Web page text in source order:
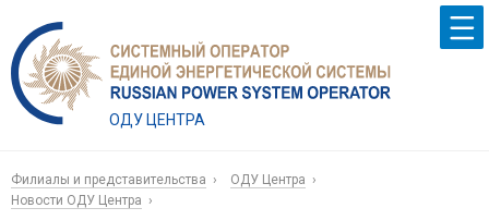
ОДУ ЦЕНТРА
Филиалы и представительства
ОДУ Центра
Новости ОДУ Центра